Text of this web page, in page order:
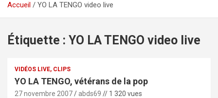
Accueil
YO LA TENGO video live
Étiquette : YO LA TENGO video live
VIDÉOS LIVE, CLIPS
YO LA TENGO, vétérans de la pop
27 novembre 2007 abds69 // 1 320 vues